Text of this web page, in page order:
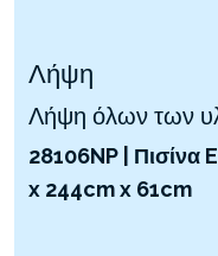
Λήψη
Λήψη όλων των
28106NP | Πισίνα
x 244cm x 61cm